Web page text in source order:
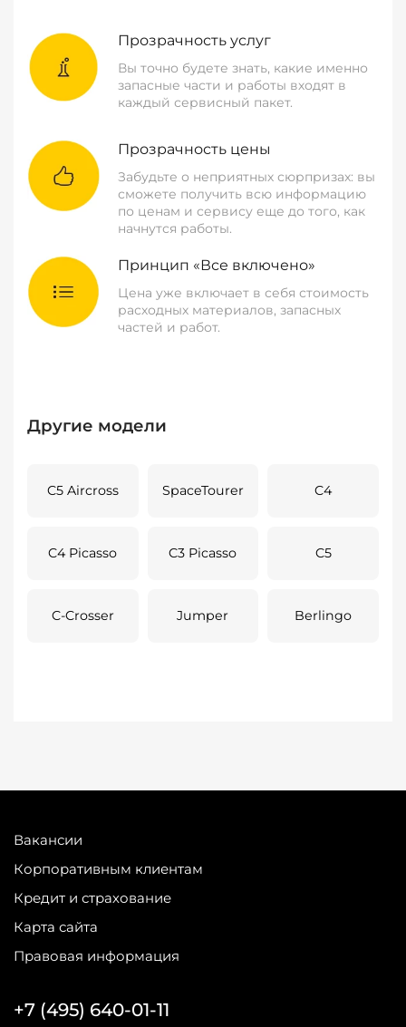
Прозрачность услуг
Вы точно будете знать, какие именно
запасные части и работы входят в
каждый сервисный пакет.
Прозрачность цены
Забудьте о неприятных сюрпризах: вы
сможете получить всю информацию
по ценам и сервису еще до того, как
начнутся работы.
Принцип «Все включено»
Цена уже включает в себя стоимость
расходных материалов, запасных
частей и работ.
Другие модели
C5 Aircross SpaceTourer C4
C4 Picasso C3 Picasso C5
C-Crosser Jumper Berlingo
Вакансии
Корпоративным клиентам
Кредит и страхование
Карта сайта
Правовая информация
+7 (495) 640-01-11